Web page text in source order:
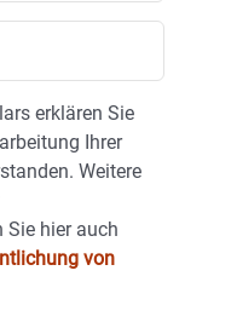
erklären Sie
Ihrer
Weitere
Sie hier auch
von